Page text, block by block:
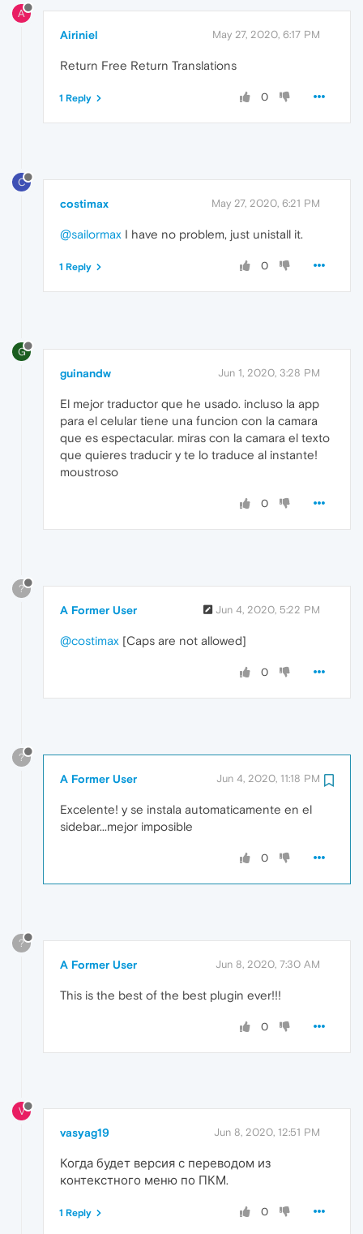
A
Airiniel May 27, 2020, 6:17 PM
Return Free Return Translations
0
1 Reply
C
costimax May 27, 2020, 6:21 PM
@sailormax I have no problem, just unistall it.
0
1 Reply
G
guinandw Jun 1, 2020, 3:28 PM
El mejor traductor que he usado. incluso la app
para el celular tiene una funcion con la camara
que es espectacular. miras con la camara el texto
que quieres traducir y te lo traduce al instante!
moustroso
0
?
A Former User Jun 4, 2020, 5:22 PM
@costimax [Caps are not allowed]
0
?
A Former User Jun 4, 2020, 11:18 PM
Excelente! y se instala automaticamente en el
sidebar...mejor imposible
0
?
A Former User Jun 8, 2020, 7:30 AM
This is the best of the best plugin ever!!!
0
V
vasyag19 Jun 8, 2020, 12:51 PM
Когда будет версия с переводом из
контекстного меню по ПКМ.
0
1 Reply